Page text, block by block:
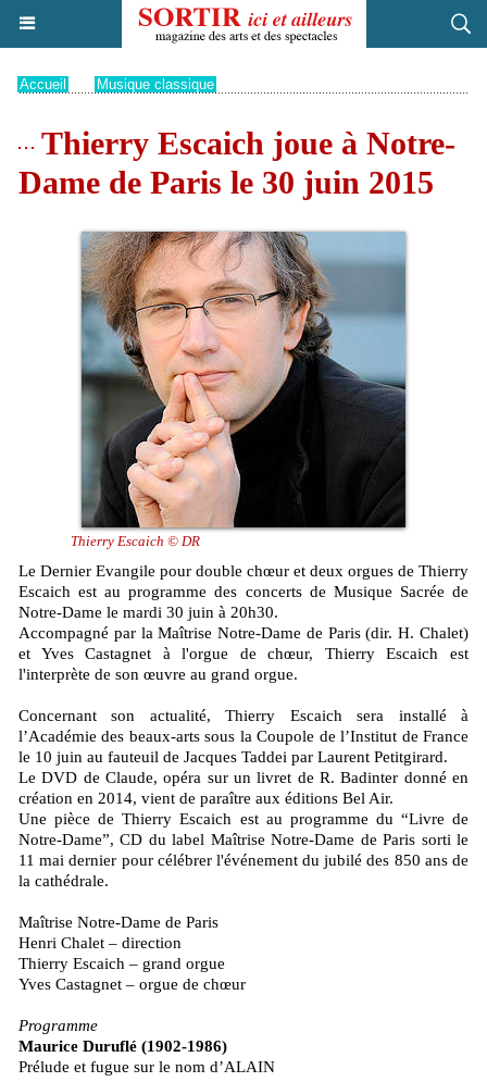
Accueil Musique classique
Thierry Escaich joue à Notre-
Dame de Paris le 30 juin 2015
Thierry Escaich © DR
Le Dernier Evangile pour double chœur et deux orgues de Thierry
Escaich est au programme des concerts de Musique Sacrée de
Notre-Dame le mardi 30 juin à 20h30.
Accompagné par la Maîtrise Notre-Dame de Paris (dir. H. Chalet)
et Yves Castagnet à l'orgue de chœur, Thierry Escaich est
l'interprète de son œuvre au grand orgue.
Concernant son actualité, Thierry Escaich sera installé à
l’Académie des beaux-arts sous la Coupole de l’Institut de France
le 10 juin au fauteuil de Jacques Taddei par Laurent Petitgirard.
Le DVD de Claude, opéra sur un livret de R. Badinter donné en
création en 2014, vient de paraître aux éditions Bel Air.
Une pièce de Thierry Escaich est au programme du “Livre de
Notre-Dame”, CD du label Maîtrise Notre-Dame de Paris sorti le
11 mai dernier pour célébrer l'événement du jubilé des 850 ans de
la cathédrale.
Maîtrise Notre-Dame de Paris
Henri Chalet – direction
Thierry Escaich – grand orgue
Yves Castagnet – orgue de chœur
Programme
Maurice Duruflé (1902-1986)
Prélude et fugue sur le nom d’ALAIN